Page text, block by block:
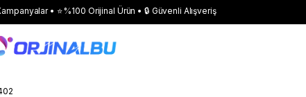
• ⭐ %100 Orijinal Ürün • 🔒 Güvenli Alışveriş